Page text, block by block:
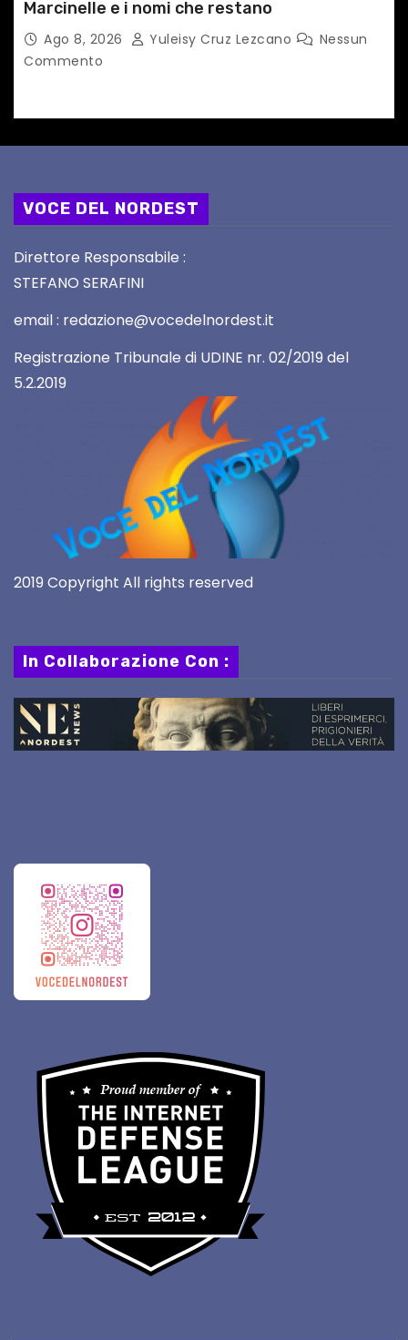
Marcinelle e i nomi che restano
Ago 8, 2026 Yuleisy Cruz Lezcano
Nessun
Commento
VOCE DEL NORDEST
Direttore Responsabile :
STEFANO SERAFINI
email : redazione@vocedelnordest.it
Registrazione Tribunale di UDINE nr. 02/2019 del
5.2.2019
2019 Copyright All rights reserved
In Collaborazione Con :